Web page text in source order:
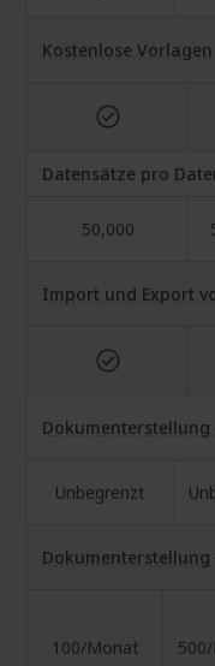
Kostenlose Vorlagen
Team:
Datensätze pro
Team:
50,000
Import und Export
Team:
Team:
Unbegrenzt
Dokumenterstellung
Team:
100/Monat